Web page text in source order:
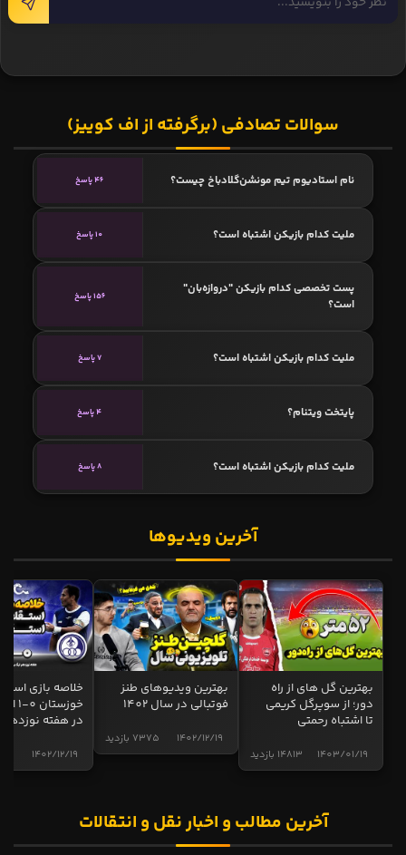
سوالات تصادفی (برگرفته از اف کوییز)
نام استادیوم تیم مونشن‌گلادباخ چیست؟ 46 پاسخ
ملیت کدام بازیکن اشتباه است؟ 10 پاسخ
پست تخصصی کدام بازیکن "دروازه‌بان"
است؟
156 پاسخ
ملیت کدام بازیکن اشتباه است؟ 7 پاسخ
پایتخت ویتنام؟ 4 پاسخ
ملیت کدام بازیکن اشتباه است؟ 8 پاسخ
آخرین ویدیوها
بهترین گل های از راه
دور؛ از سوپرگل کریمی
تا اشتباه رحمتی
14813 بازدید 1403/01/19
بهترین ویدیوهای طنز
فوتبالی در سال 1402
7375 بازدید 1402/12/19
خلاصه بازی
در هفته نوزدهم
1402/12/19
آخرین مطالب و اخبار نقل و انتقالات